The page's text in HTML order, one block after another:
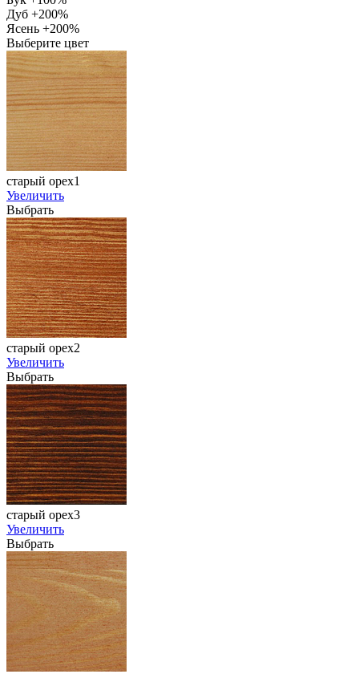
Дуб +200%
Ясень +200%
Выберите цвет
старый орех1
Увеличить
Выбрать
старый орех2
Увеличить
Выбрать
старый орех3
Увеличить
Выбрать